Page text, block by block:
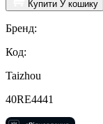
Купити У кошику
Бренд:
Код:
Taizhou
40RE4441